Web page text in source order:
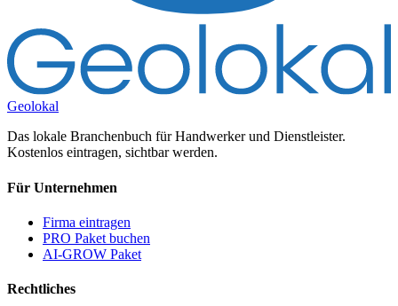
Geolokal
Das lokale Branchenbuch für Handwerker und Dienstleister.
Kostenlos eintragen, sichtbar werden.
Für Unternehmen
Firma eintragen
PRO Paket buchen
AI-GROW Paket
Rechtliches